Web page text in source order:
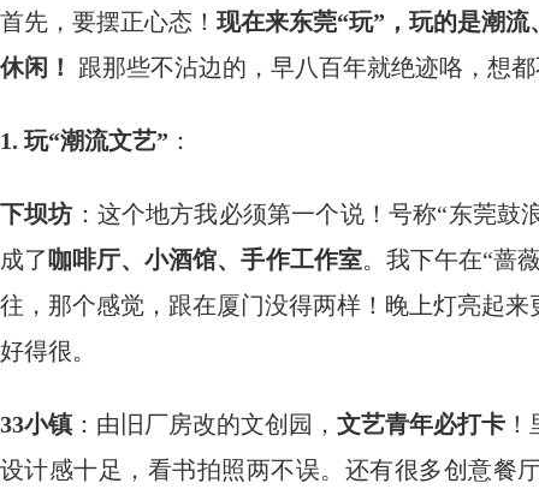
首先，要摆正心态！现在来东莞“玩”，玩的是潮
休闲！
跟那些不沾边的，早八百年就绝迹咯，想
1. 玩“潮流文艺” ：
下坝坊 ：这个地方我必须第一个说！号称“东莞鼓
成了 咖啡厅、小酒馆、手作工作室。我下午在“蔷
往，那个感觉，跟在厦门没得两样！晚上灯亮起
好得很。
33小镇：由旧厂房改的文创园， 文艺青年必打卡
设计感十足，看书拍照两不误。还有很多创意餐